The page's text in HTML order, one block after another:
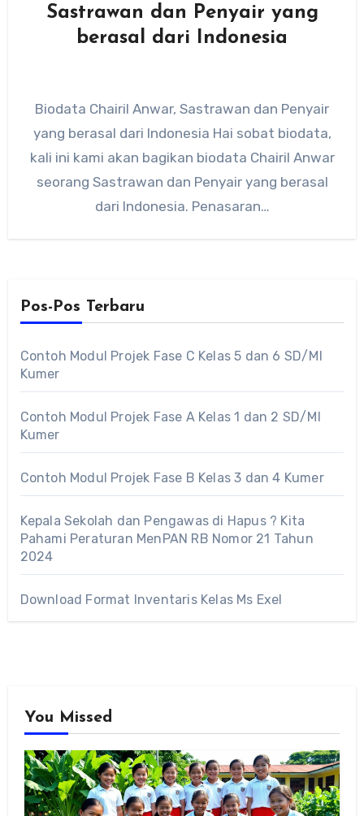
Sastrawan dan Penyair yang
berasal dari Indonesia
Biodata Chairil Anwar, Sastrawan dan Penyair
yang berasal dari Indonesia Hai sobat biodata,
kali ini kami akan bagikan biodata Chairil Anwar
seorang Sastrawan dan Penyair yang berasal
dari Indonesia. Penasaran…
Pos-Pos Terbaru
Contoh Modul Projek Fase C Kelas 5 dan 6 SD/MI
Kumer
Contoh Modul Projek Fase A Kelas 1 dan 2 SD/MI
Kumer
Contoh Modul Projek Fase B Kelas 3 dan 4 Kumer
Kepala Sekolah dan Pengawas di Hapus ? Kita
Pahami Peraturan MenPAN RB Nomor 21 Tahun
2024
Download Format Inventaris Kelas Ms Exel
You Missed